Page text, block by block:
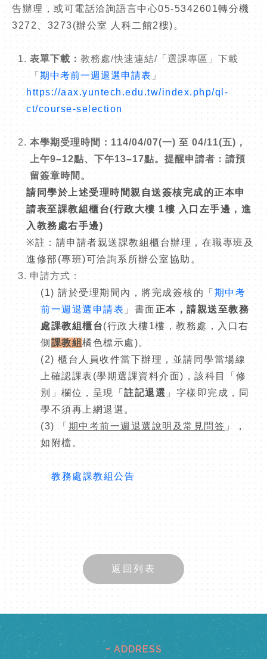
告辦理，或可電話洽詢語言中心05-5342601轉分機
3272、3273(辦公室 人科二館2樓)。
表單下載： 教務處/快速連結/「選課專區」下載
「 期中考前一週退選申請表 」
https://aax.yuntech.edu.tw/index.php/ql-
ct/course-selection
本學期受理時間： 114/04/07(一) 至 04/11(五)，
上午9–12點、下午13–17點。提醒申請者：請預
留簽章時間。
請同學於上述受理時間親自送簽核完成的正本申
請表至課教組櫃台(行政大樓 1樓 入口左手邊，進
入教務處右手邊)
※註：請申請者親送課教組櫃台辦理，在職專班及
進修部(專班)可洽詢系所辦公室協助。
申請方式：
(1) 請於受理期間內，將完成簽核的「 期中考
前一週退選申請表 」書面正本，請親送至教務
處課教組櫃台(行政大樓1樓，教務處，入口右
側 課教組 橘色標示處)。
(2) 櫃台人員收件當下辦理，並請同學當場線
上確認課表(學期選課資料介面)，該科目「修
別」欄位，呈現「 註記退選 」字樣即完成，同
學不須再上網退選。
(3) 「 期中考前一週退選說明及常見問答 」，
如附檔。
教務處課教組公告
返回列表
ADDRESS